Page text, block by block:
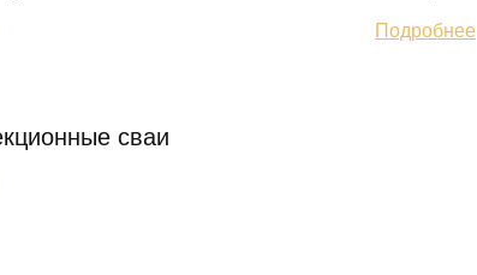
сваи
Подробнее